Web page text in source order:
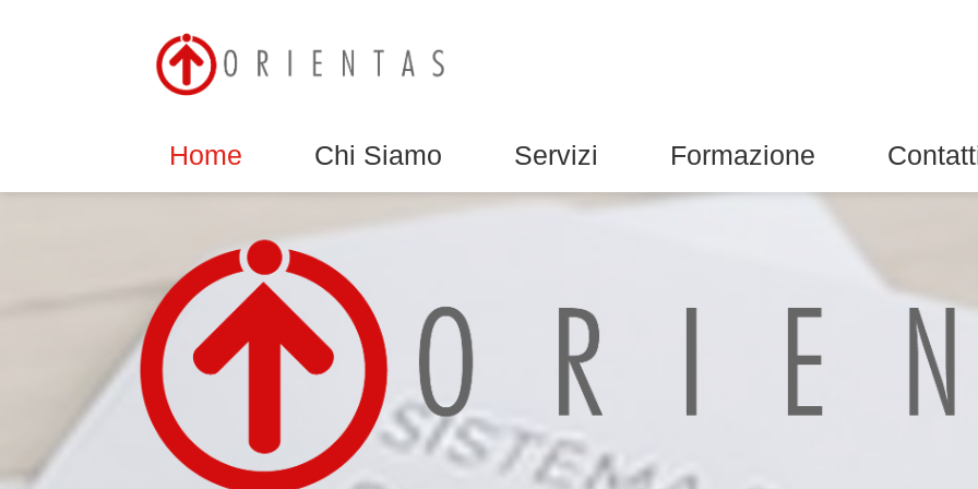
Home Chi Siamo Servizi Formazione